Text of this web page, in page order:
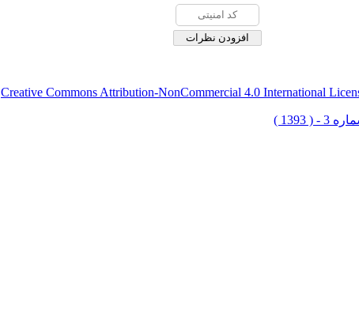
Creative Commons Attribution-NonCommercial 4.0 International